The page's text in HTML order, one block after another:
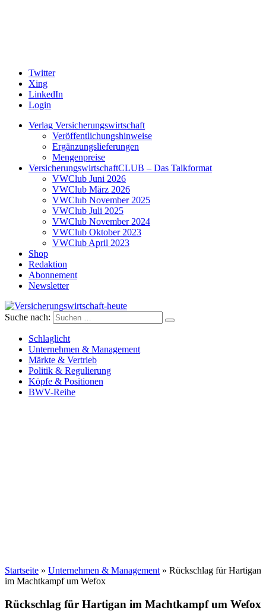
Twitter
Xing
LinkedIn
Login
Verlag Versicherungswirtschaft
Veröffentlichungshinweise
Ergänzungslieferungen
Mengenpreise
VersicherungswirtschaftCLUB – Das Talkformat
VWClub Juni 2026
VWClub März 2026
VWClub November 2025
VWClub Juli 2025
VWClub November 2024
VWClub Oktober 2023
VWClub April 2023
Shop
Redaktion
Abonnement
Newsletter
Versicherungswirtschaft-heute
Suche nach:
Schlaglicht
Unternehmen & Management
Märkte & Vertrieb
Politik & Regulierung
Köpfe & Positionen
BWV-Reihe
Startseite » Unternehmen & Management » Rückschlag für Hartigan
im Machtkampf um Wefox
Rückschlag für Hartigan im Machtkampf um Wefox